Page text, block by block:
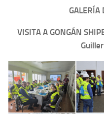
GALERÍA
VISITA A GONGÁN